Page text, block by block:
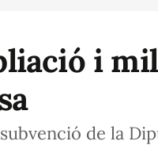
i
de la